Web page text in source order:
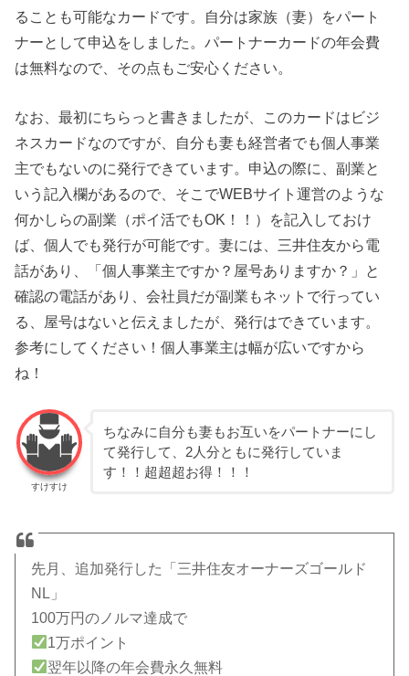
ることも可能なカードです。自分は家族（妻）をパート
ナーとして申込をしました。パートナーカードの年会費
は無料なので、その点もご安心ください。
なお、最初にちらっと書きましたが、このカードはビジ
ネスカードなのですが、自分も妻も経営者でも個人事業
主でもないのに発行できています。申込の際に、副業と
いう記入欄があるので、そこでWEBサイト運営のような
何かしらの副業（ポイ活でもOK！！）を記入しておけ
ば、個人でも発行が可能です。妻には、三井住友から電
話があり、「個人事業主ですか？屋号ありますか？」と
確認の電話があり、会社員だが副業もネットで行ってい
る、屋号はないと伝えましたが、発行はできています。
参考にしてください！個人事業主は幅が広いですから
ね！
すけすけ
ちなみに自分も妻もお互いをパートナーにし
て発行して、2人分ともに発行していま
す！！超超超お得！！！
先月、追加発行した「三井住友オーナーズゴールド
NL」
100万円のノルマ達成で
1万ポイント
翌年以降の年会費永久無料